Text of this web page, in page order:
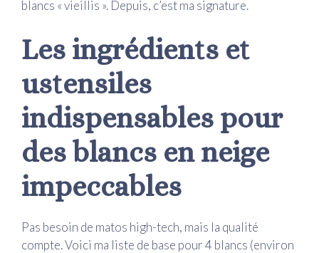
blancs « vieillis ». Depuis, c’est ma signature.
Les ingrédients et
ustensiles
indispensables pour
des blancs en neige
impeccables
Pas besoin de matos high-tech, mais la qualité
compte. Voici ma liste de base pour 4 blancs (environ